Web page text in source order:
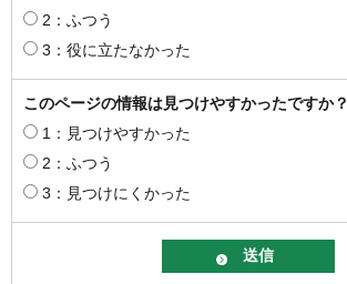
2：ふつう
3：役に立たなかった
このページの情報は見つけやすかったですか？
1：見つけやすかった
2：ふつう
3：見つけにくかった